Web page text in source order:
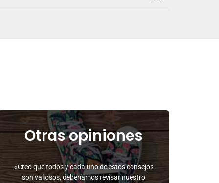
Otras opiniones
«Creo que todos y cada uno de estos consejos
son valiosos, deberíamos revisar nuestro